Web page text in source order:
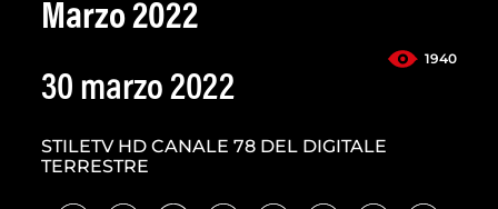
Marzo 2022
1940
30 marzo 2022
STILETV HD CANALE 78 DEL DIGITALE
TERRESTRE